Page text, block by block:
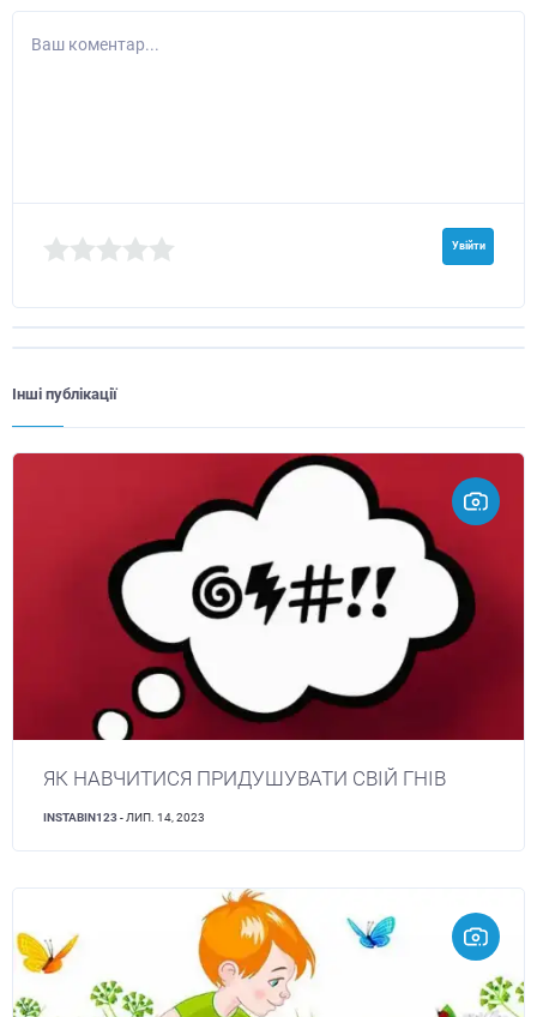
Ваш коментар...
Увійти
Інші публікації
ЯК НАВЧИТИСЯ ПРИДУШУВАТИ СВІЙ ГНІВ
INSTABIN123 - ЛИП. 14, 2023